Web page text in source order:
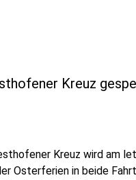
Kreuz
Kreuz wird am
Osterferien in beide